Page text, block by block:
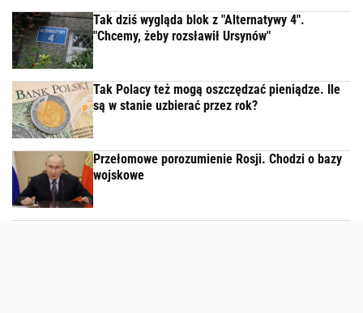
Tak dziś wygląda blok z "Alternatywy 4".
"Chcemy, żeby rozsławił Ursynów"
Tak Polacy też mogą oszczędzać pieniądze. Ile
są w stanie uzbierać przez rok?
Przełomowe porozumienie Rosji. Chodzi o bazy
wojskowe